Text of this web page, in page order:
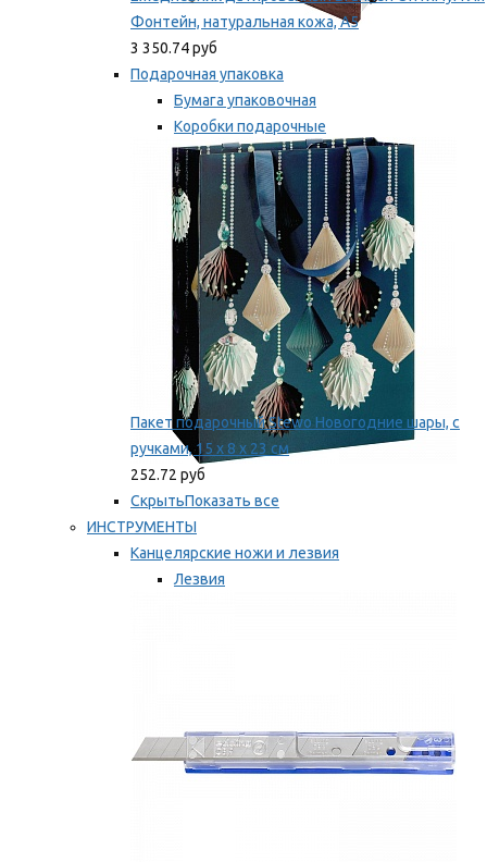
Фонтейн, натуральная кожа, А5
3 350.74 руб
Подарочная упаковка
Бумага упаковочная
Коробки подарочные
Ленты, бобины
Мы рекомендуем
Пакет подарочный Stewo Новогодние шары, с
ручками, 15 х 8 х 23 см
252.72 руб
СкрытьПоказать все
ИНСТРУМЕНТЫ
Канцелярские ножи и лезвия
Лезвия